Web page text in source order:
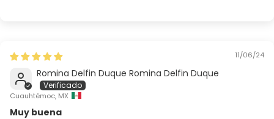
11/06/24
Romina Delfin Duque Romina Delfin Duque
Cuauhtémoc, MX
Muy buena